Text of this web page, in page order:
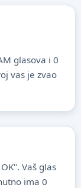
glasova i 0
vas je zvao
Vaš glas
ima 0